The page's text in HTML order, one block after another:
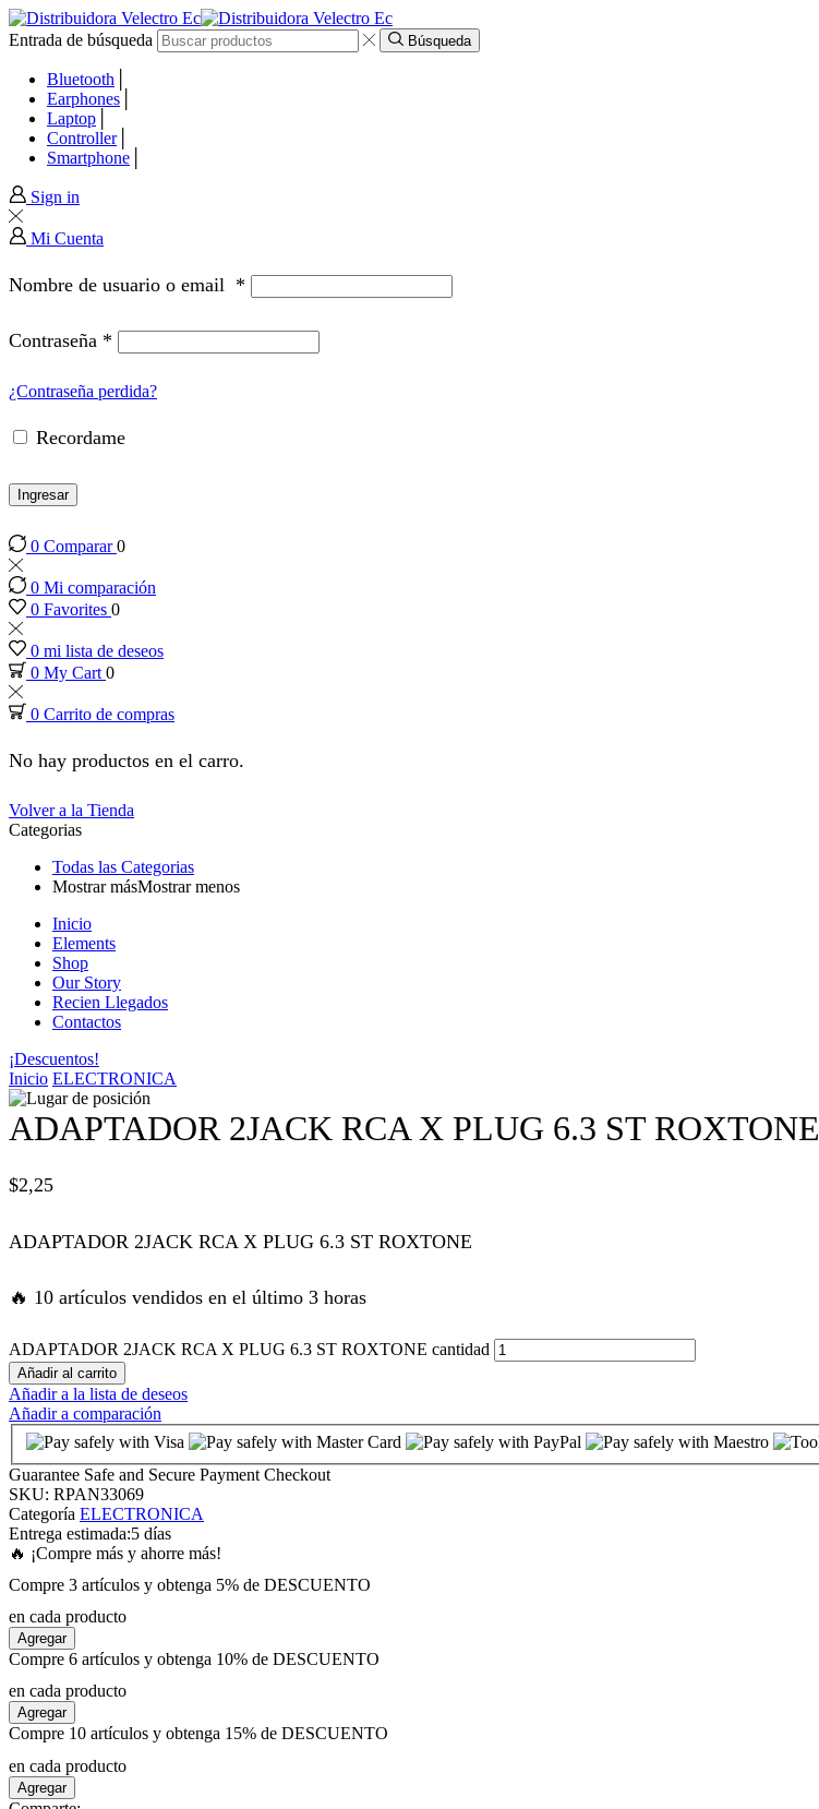
panel
panel
paketleri
panel
panel
panel
panel
panel
panel
panel
panel
panel
panel
al
al
panel
panel
panel
panel
panel
panel
panel
Entrada de búsqueda Búsqueda
Bluetooth
Earphones
Laptop
Controller
Smartphone
Sign in
Mi Cuenta
Nombre de usuario o email *
Contraseña *
¿Contraseña perdida?
Recordame
Ingresar
0 Comparar0
0 Mi comparación
0 Favorites 0
0 mi lista de deseos
0 My Cart 0
0 Carrito de compras
No hay productos en el carro.
Volver a la Tienda
Categorias
Todas las Categorias
Mostrar másMostrar menos
Inicio
Elements
Shop
Our Story
Recien Llegados
Contactos
¡Descuentos!
Inicio ELECTRONICA
ADAPTADOR 2JACK RCA X PLUG 6.3 ST ROXTONE
$2,25
ADAPTADOR 2JACK RCA X PLUG 6.3 ST ROXTONE
🔥 10 artículos vendidos en el último 3 horas
ADAPTADOR 2JACK RCA X PLUG 6.3 ST ROXTONE cantidad
Añadir al carrito
Añadir a la lista de deseos
Añadir a comparación
Guarantee Safe and Secure Payment Checkout
SKU: RPAN33069
Categoría ELECTRONICA
Entrega estimada:5 días
🔥 ¡Compre más y ahorre más!
Compre 3 artículos y obtenga 5% de DESCUENTO
en cada producto
Agregar
Compre 6 artículos y obtenga 10% de DESCUENTO
en cada producto
Agregar
Compre 10 artículos y obtenga 15% de DESCUENTO
en cada producto
Agregar